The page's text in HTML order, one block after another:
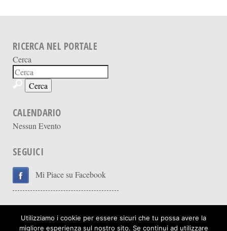
RICERCA NEL PORTALE
Cerca
CALENDARIO
Nessun Evento
SEGUICI
Mi Piace su Facebook
Utilizziamo i cookie per essere sicuri che tu possa avere la
migliore esperienza sul nostro sito. Se continui ad utilizzare